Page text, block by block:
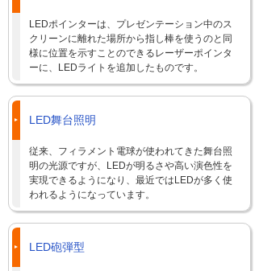
LEDポインターは、プレゼンテーション中のス
クリーンに離れた場所から指し棒を使うのと同
様に位置を示すことのできるレーザーポインタ
ーに、LEDライトを追加したものです。
LED舞台照明
従来、フィラメント電球が使われてきた舞台照
明の光源ですが、LEDが明るさや高い演色性を
実現できるようになり、最近ではLEDが多く使
われるようになっています。
LED砲弾型